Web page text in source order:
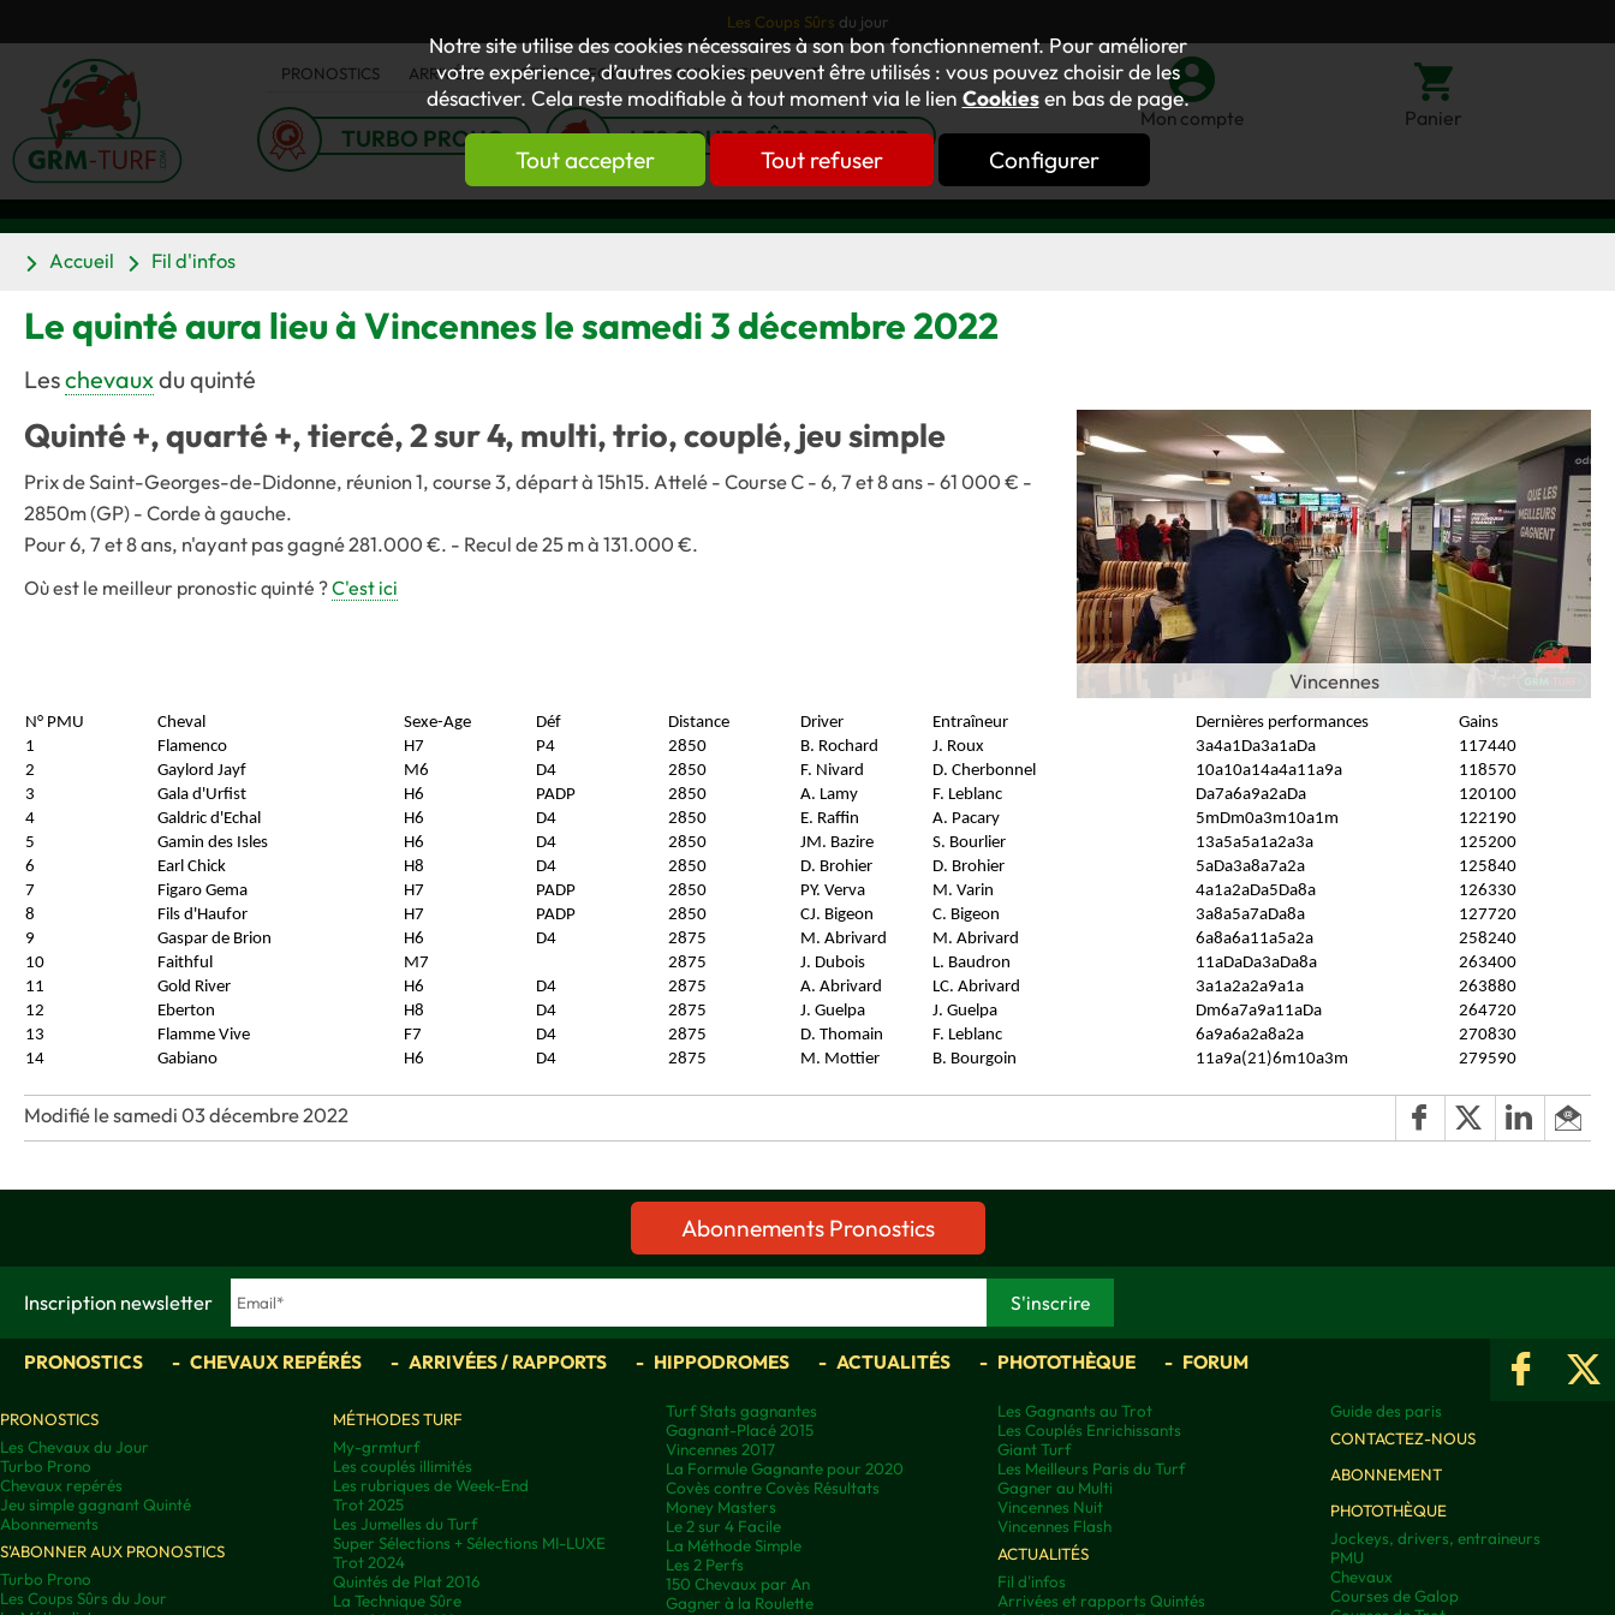
Notre site utilise des cookies nécessaires à son bon fonctionnement. Pour améliorer
votre expérience, d’autres cookies peuvent être utilisés : vous pouvez choisir de les
désactiver. Cela reste modifiable à tout moment via le lien Cookiesen bas de page.
Tout accepter Tout refuser Configurer
Les Coups Sûrs du jour
PRONOSTICS ARRIVÉES ACTUS FORUM OUVRAGES GNT
TURBO PRONO LES COUPS SÛRS DU JOUR
Mon compte Panier
Accueil Fil d'infos
Le quinté aura lieu à Vincennes le samedi 3 décembre 2022
Leschevauxdu quinté
Vincennes
Quinté +, quarté +, tiercé, 2 sur 4, multi, trio, couplé, jeu simple
Prix de Saint-Georges-de-Didonne, réunion 1, course 3, départ à 15h15. Attelé - Course C - 6, 7 et 8 ans - 61 000 € -
2850m (GP) - Corde à gauche.
Pour 6, 7 et 8 ans, n'ayant pas gagné 281.000 €. - Recul de 25 m à 131.000 €.
Où est le meilleur pronostic quinté ?C'est ici
N° PMU Cheval Sexe-Age Déf Distance Driver Entraîneur Dernières performances
Gains
1
Flamenco H7 P4 2850 B. Rochard J. Roux 3a4a1Da3a1aDa
117440
2
Gaylord Jayf M6 D4 2850 F. Nivard D. Cherbonnel 10a10a14a4a11a9a
118570
3
Gala d'Urfist H6 PADP 2850 A. Lamy F. Leblanc Da7a6a9a2aDa
120100
4
Galdric d'Echal H6 D4 2850 E. Raffin A. Pacary 5mDm0a3m10a1m
122190
5
Gamin des Isles H6 D4 2850 JM. Bazire S. Bourlier 13a5a5a1a2a3a
125200
6
Earl Chick H8 D4 2850 D. Brohier D. Brohier 5aDa3a8a7a2a
125840
7
Figaro Gema H7 PADP 2850 PY. Verva M. Varin 4a1a2aDa5Da8a
126330
8
Fils d'Haufor H7 PADP 2850 CJ. Bigeon C. Bigeon 3a8a5a7aDa8a
127720
9
Gaspar de Brion H6 D4 2875 M. Abrivard M. Abrivard 6a8a6a11a5a2a
258240
10
Faithful M7 2875 J. Dubois L. Baudron 11aDaDa3aDa8a
263400
11
Gold River H6 D4 2875 A. Abrivard LC. Abrivard 3a1a2a2a9a1a
263880
12
Eberton H8 D4 2875 J. Guelpa J. Guelpa Dm6a7a9a11aDa
264720
13
Flamme Vive F7 D4 2875 D. Thomain F. Leblanc 6a9a6a2a8a2a
270830
14
Gabiano H6 D4 2875 M. Mottier B. Bourgoin 11a9a(21)6m10a3m 279590
Modifié le samedi 03 décembre 2022
Abonnements Pronostics
Inscription newsletter
PRONOSTICS CHEVAUX REPÉRÉS ARRIVÉES / RAPPORTS HIPPODROMES ACTUALITÉS PHOTOTHÈQUE FORUM
PRONOSTICS
Les Chevaux du Jour
Turbo Prono
Chevaux repérés
Jeu simple gagnant Quinté
Abonnements
S'ABONNER AUX PRONOSTICS
Turbo Prono
Les Coups Sûrs du Jour
MÉTHODES TURF
My-grmturf
Les couplés illimités
Les rubriques de Week-End
Trot 2025
Les Jumelles du Turf
Super Sélections + Sélections MI-LUXE
Trot 2024
Quintés de Plat 2016
La Technique Sûre
Turf Stats gagnantes
Gagnant-Placé 2015
Vincennes 2017
La Formule Gagnante pour 2020
Covès contre Covès Résultats
Money Masters
Le 2 sur 4 Facile
La Méthode Simple
Les 2 Perfs
150 Chevaux par An
Gagner à la Roulette
Les Gagnants au Trot
Les Couplés Enrichissants
Giant Turf
Les Meilleurs Paris du Turf
Gagner au Multi
Vincennes Nuit
Vincennes Flash
ACTUALITÉS
Fil d'infos
Arrivées et rapports Quintés
Guide des paris
CONTACTEZ-NOUS
ABONNEMENT
PHOTOTHÈQUE
Jockeys, drivers, entraineurs
PMU
Chevaux
Courses de Galop